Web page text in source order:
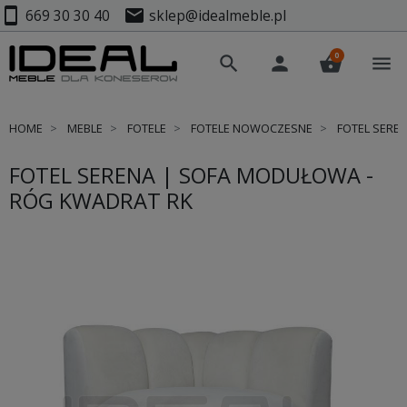
smartphone 669 30 30 40 mail sklep@idealmeble.pl
search person shopping_basket
0 menu
HOME MEBLE FOTELE FOTELE NOWOCZESNE FOTEL
FOTEL SERENA | SOFA MODUŁOWA -
RÓG KWADRAT RK